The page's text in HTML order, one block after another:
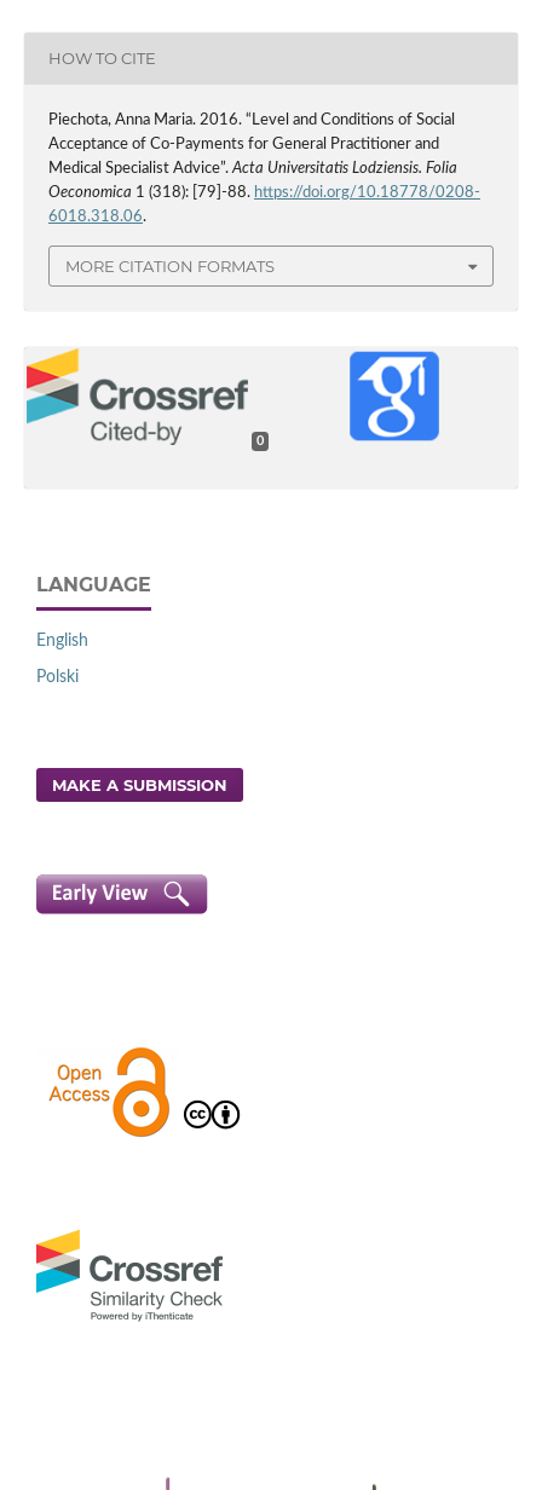
HOW TO CITE
Piechota, Anna Maria. 2016. “Level and Conditions of Social
Acceptance of Co-Payments for General Practitioner and
Medical Specialist Advice”. Acta Universitatis Lodziensis. Folia
Oeconomica 1 (318): [79]-88. https://doi.org/10.18778/0208-
6018.318.06.
MORE CITATION FORMATS
0
LANGUAGE
English
Polski
MAKE A SUBMISSION